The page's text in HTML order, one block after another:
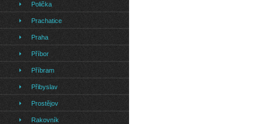
Polička
Prachatice
Praha
Příbor
Příbram
Přibyslav
Prostějov
Rakovník